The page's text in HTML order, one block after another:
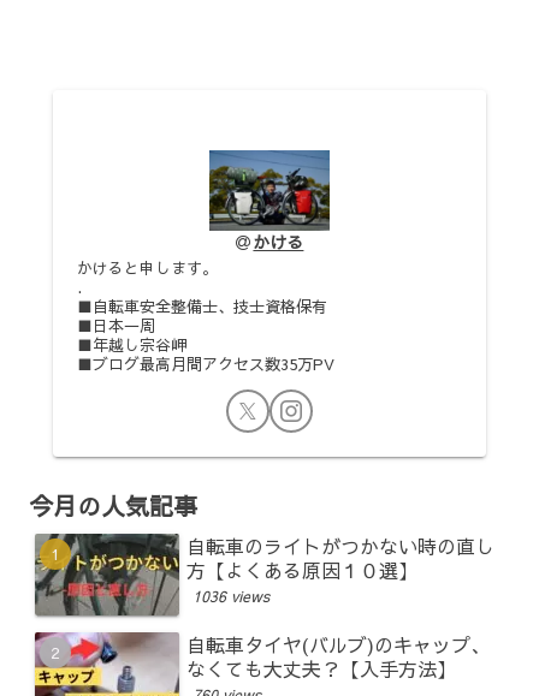
かける
かけると申します。
.
■自転車安全整備士、技士資格保有
■日本一周
■年越し宗谷岬
■ブログ最高月間アクセス数35万PV
今月の人気記事
自転車のライトがつかない時の直し
方【よくある原因１０選】
1036 views
自転車タイヤ(バルブ)のキャップ、
なくても大丈夫？【入手方法】